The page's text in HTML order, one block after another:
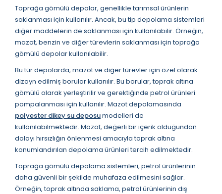
Toprağa gömülü depolar, genellikle tarımsal ürünlerin
saklanması için kullanılır. Ancak, bu tip depolama sistemleri
diğer maddelerin de saklanması için kullanılabilir. Örneğin,
mazot, benzin ve diğer türevlerin saklanması için toprağa
gömülü depolar kullanılabilir.
Bu tür depolarda, mazot ve diğer türevler için özel olarak
dizayn edilmiş borular kullanılır. Bu borular, toprak altına
gömülü olarak yerleştirilir ve gerektiğinde petrol ürünleri
pompalanması için kullanılır. Mazot depolamasında
polyester dikey su deposumodelleri de
kullanılabilmektedir. Mazot, değerli bir içerik olduğundan
dolayı hırsızlığın önlenmesi amacıyla toprak altına
konumlandırılan depolama ürünleri tercih edilmektedir.
Toprağa gömülü depolama sistemleri, petrol ürünlerinin
daha güvenli bir şekilde muhafaza edilmesini sağlar.
Örneğin, toprak altında saklama, petrol ürünlerinin dış